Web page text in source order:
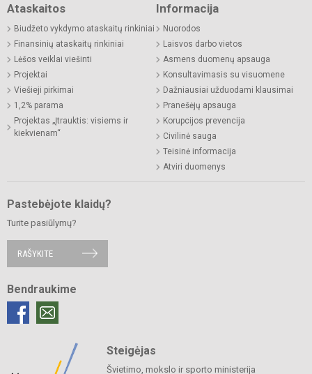
Ataskaitos
Biudžeto vykdymo ataskaitų rinkiniai
Finansinių ataskaitų rinkiniai
Lėšos veiklai viešinti
Projektai
Viešieji pirkimai
1,2% parama
Projektas „Įtrauktis: visiems ir
kiekvienam“
Informacija
Nuorodos
Laisvos darbo vietos
Asmens duomenų apsauga
Konsultavimasis su visuomene
Dažniausiai užduodami klausimai
Pranešėjų apsauga
Korupcijos prevencija
Civilinė sauga
Teisinė informacija
Atviri duomenys
Pastebėjote klaidų?
Turite pasiūlymų?
RAŠYKITE
Bendraukime
Steigėjas
Švietimo, mokslo ir sporto ministerija